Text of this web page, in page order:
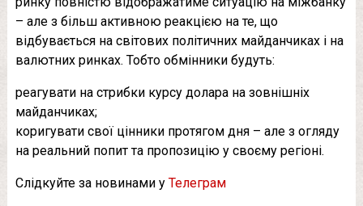
– але з більш активною реакцією на те, що
відбувається на світових політичних майданчиках і на
валютних ринках. Тобто обмінники будуть:
реагувати на стрибки курсу долара на зовнішніх
майданчиках;
коригувати свої цінники протягом дня – але з огляду
на реальний попит та пропозицію у своєму регіоні.
Слідкуйте за новинами у Телеграм